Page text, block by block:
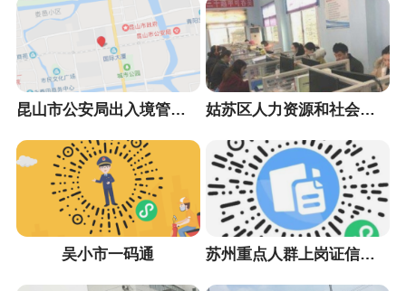
昆山市公安局出入境管理大队 姑苏区人力资源和社会保障局
吴小市一码通 苏州重点人群上岗证信息采集小程序